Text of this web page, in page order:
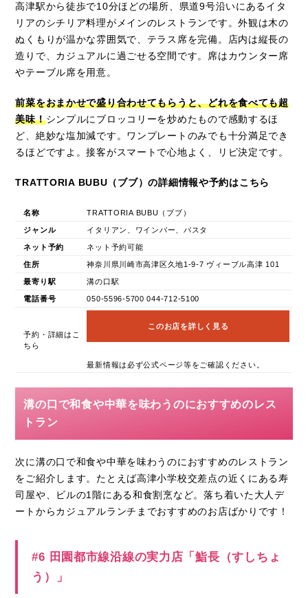
高津駅から徒歩で10分ほどの場所、県道9号沿いにあるイタ
リアのシチリア料理がメインのレストランです。外観は木の
ぬくもりが温かな雰囲気で、テラス席を完備。店内は縦長の
造りで、カジュアルに過ごせる空間です。席はカウンター席
やテーブル席を用意。
前菜をおまかせで盛り合わせてもらうと、どれを食べても超
美味！シンプルにブロッコリーを炒めたもので感動するほ
ど、絶妙な塩加減です。ワンプレートのみでも十分満足でき
るほどですよ。接客がスマートで心地よく、リピ決定です。
TRATTORIA BUBU（ブブ）の詳細情報や予約はこちら
名称 TRATTORIA BUBU（ブブ）
ジャンル イタリアン、ワインバー、パスタ
ネット予約 ネット予約可能
住所 神奈川県川崎市高津区久地1-9-7 ヴィーブル高津 101
最寄り駅 溝の口駅
電話番号 050-5596-5700 044-712-5100
予約・詳細はこ
ちら
このお店を詳しく見る
最新情報は必ず公式ページ等をご確認ください。
溝の口で和食や中華を味わうのにおすすめのレス
トラン
次に溝の口で和食や中華を味わうのにおすすめのレストラン
をご紹介します。たとえば高津小学校交差点の近くにある寿
司屋や、ビルの1階にある和食割烹など。落ち着いた大人デ
ートからカジュアルランチまでおすすめのお店ばかりです！
#6 田園都市線沿線の実力店「鮨長（すしちょ
う）」